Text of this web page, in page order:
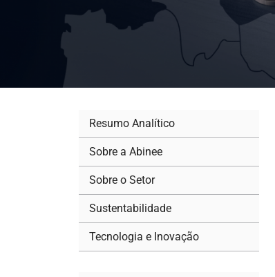
Resumo Analítico
Sobre a Abinee
Sobre o Setor
Sustentabilidade
Tecnologia e Inovação